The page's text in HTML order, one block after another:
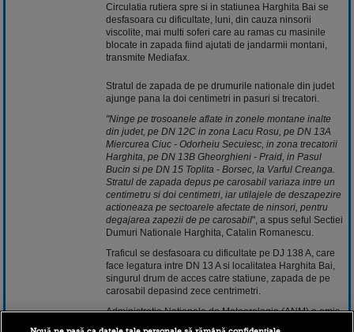
Circulatia rutiera spre si in statiunea Harghita Bai se
desfasoara cu dificultate, luni, din cauza ninsorii
viscolite, mai multi soferi care au ramas cu masinile
blocate in zapada fiind ajutati de jandarmii montani,
transmite Mediafax.
Stratul de zapada de pe drumurile nationale din judet
ajunge pana la doi centimetri in pasuri si trecatori.
"Ninge pe trosoanele aflate in zonele montane inalte
din judet, pe DN 12C in zona Lacu Rosu, pe DN 13A
Miercurea Ciuc - Odorheiu Secuiesc, in zona trecatorii
Harghita, pe DN 13B Gheorghieni - Praid, in Pasul
Bucin si pe DN 15 Toplita - Borsec, la Varful Creanga.
Stratul de zapada depus pe carosabil variaza intre un
centimetru si doi centimetri, iar utilajele de deszapezire
actioneaza pe sectoarele afectate de ninsori, pentru
degajarea zapezii de pe carosabil", a spus seful Sectiei
Dumuri Nationale Harghita, Catalin Romanescu.
Traficul se desfasoara cu dificultate pe DJ 138 A, care
face legatura intre DN 13 A si localitatea Harghita Bai,
singurul drum de acces catre statiune, zapada de pe
carosabil depasind zece centrimetri.
Administratia Nationala de Meteorologie (ANM) a emis,